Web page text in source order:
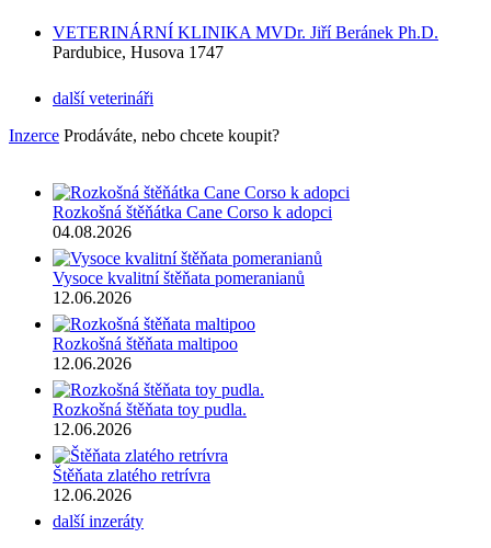
VETERINÁRNÍ KLINIKA MVDr. Jiří Beránek Ph.D.
Pardubice, Husova 1747
další veterináři
Inzerce Prodáváte, nebo chcete koupit?
Rozkošná štěňátka Cane Corso k adopci
04.08.2026
Vysoce kvalitní štěňata pomeranianů
12.06.2026
Rozkošná štěňata maltipoo
12.06.2026
Rozkošná štěňata toy pudla.
12.06.2026
Štěňata zlatého retrívra
12.06.2026
další inzeráty